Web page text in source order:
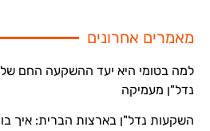
מאמרים אחרונים
נדל"ן מעמיקה
השקעות נדל"ן בארצות הברית: איך